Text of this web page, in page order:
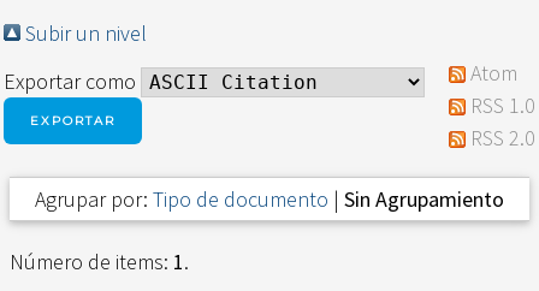
Subir un nivel
Exportar como
Atom
RSS 1.0
RSS 2.0
Agrupar por: Tipo de documento | Sin Agrupamiento
Número de items: 1.